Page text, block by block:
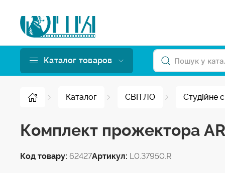
Каталог товаров
Каталог СВІТЛО Студійне
Комплект прожектора
Код товару: 62427Артикул: L0.37950.R